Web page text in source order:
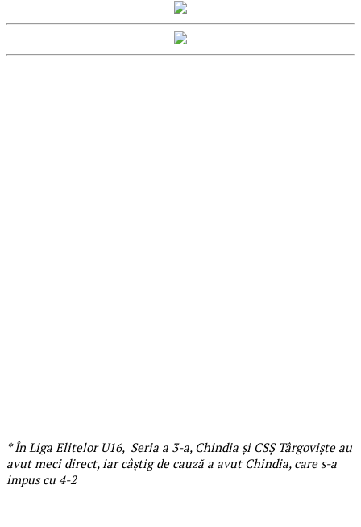
* În Liga Elitelor U16, Seria a 3-a, Chindia și CSȘ Târgoviște au
avut meci direct, iar câștig de cauză a avut Chindia, care s-a
impus cu 4-2